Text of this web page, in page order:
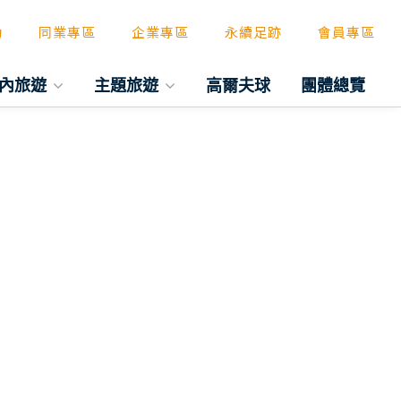
同業專區 企業專區 永續足跡 會員專區
旅遊 主題旅遊 高爾夫球 團體總覽